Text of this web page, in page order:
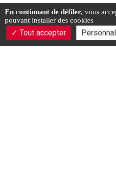
En continuant de défiler, vous
pouvant installer des cookies
Tout accepter